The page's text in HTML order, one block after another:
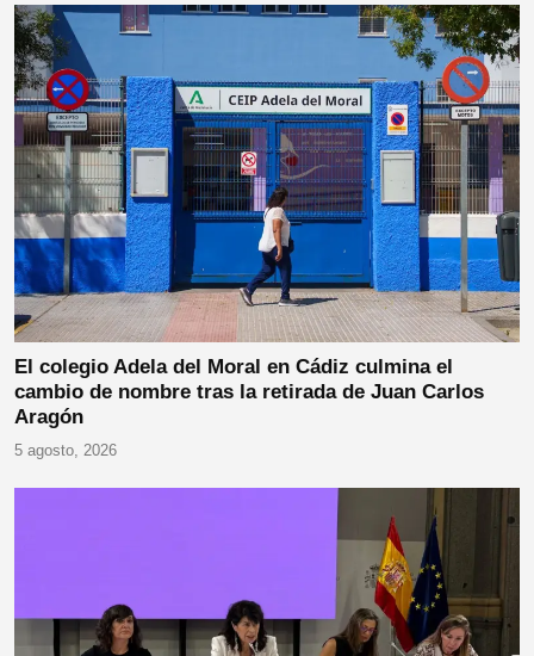
El colegio Adela del Moral en Cádiz culmina el
cambio de nombre tras la retirada de Juan Carlos
Aragón
5 agosto, 2026